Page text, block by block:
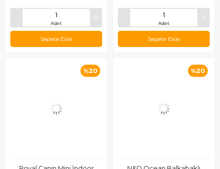
Adet
Sepete Ekle
Adet
Sepete Ekle
%20 %20